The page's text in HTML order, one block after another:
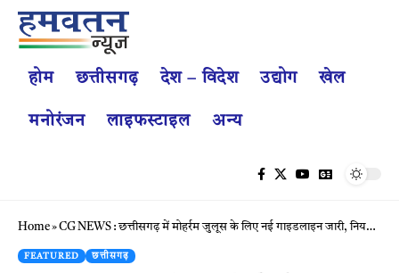
होम छत्तीसगढ़ देश – विदेश उद्योग खेल
मनोरंजन लाइफस्टाइल अन्य
Home»CG NEWS : छत्तीसगढ़ में मोहर्रम जुलूस के लिए नई गाइडलाइन जारी, नियम तोड़ने पर ₹50 हजार जुर्माना
FEATURED छत्तीसगढ़